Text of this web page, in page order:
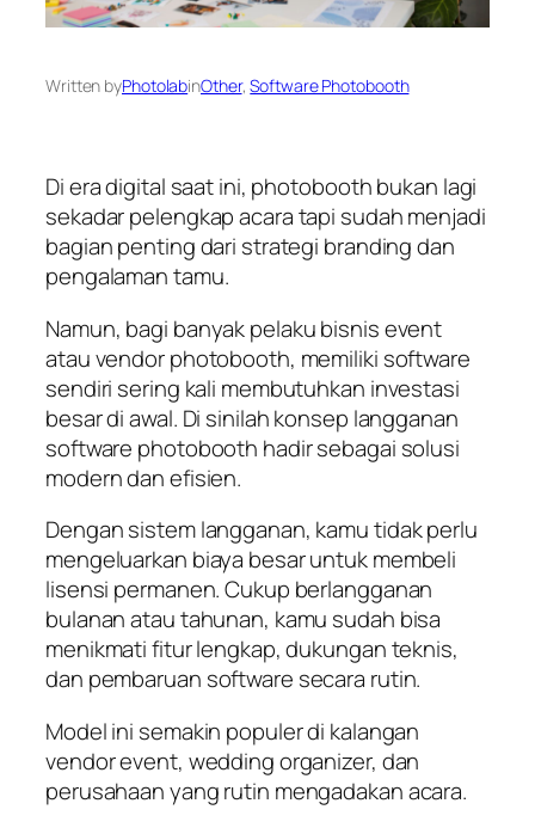
Written byPhotolabinOther, Software Photobooth
Di era digital saat ini, photobooth bukan lagi
sekadar pelengkap acara tapi sudah menjadi
bagian penting dari strategi branding dan
pengalaman tamu.
Namun, bagi banyak pelaku bisnis event
atau vendor photobooth, memiliki software
sendiri sering kali membutuhkan investasi
besar di awal. Di sinilah konsep langganan
software photobooth hadir sebagai solusi
modern dan efisien.
Dengan sistem langganan, kamu tidak perlu
mengeluarkan biaya besar untuk membeli
lisensi permanen. Cukup berlangganan
bulanan atau tahunan, kamu sudah bisa
menikmati fitur lengkap, dukungan teknis,
dan pembaruan software secara rutin.
Model ini semakin populer di kalangan
vendor event, wedding organizer, dan
perusahaan yang rutin mengadakan acara.